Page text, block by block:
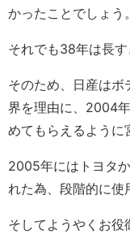
かったことでしょう。
それでも38年は長す
そのため、日産はボ
界を理由に、2004
めてもらえるように
2005年にはトヨタ
れた為、段階的に使
そしてようやくお役